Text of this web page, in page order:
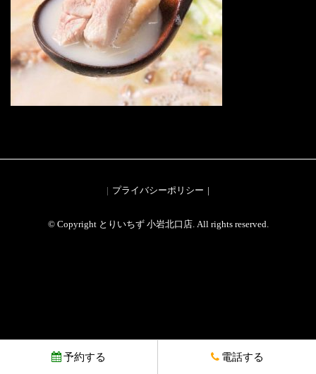
プライバシーポリシー
© Copyright とりいちず 小岩北口店. All rights reserved.
予約する 電話する